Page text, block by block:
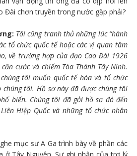
Đài chơn truyền trong nước gặp phải?
Tôi cũng tranh thủ những lúc “hành
tổ chức quốc tế hoặc các vị quan tâm
về trường hợp của đạo Cao Đài 1926
cước và chiếm Tòa Thánh Tây Ninh.
tôi muốn quốc tế hóa và tổ chức
chúng tôi. Hồ sơ này đã được chúng tôi
biến. Chúng tôi đã gởi hồ sơ đó đến
Hiệp Quốc và những tổ chức nhân
mục sư A Ga trình bày về phần các